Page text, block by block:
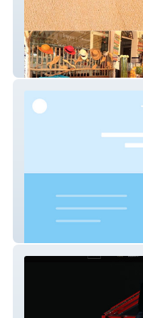
Mas du Sud